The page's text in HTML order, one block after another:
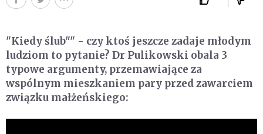
"Kiedy ślub"" - czy ktoś jeszcze zadaje młodym
ludziom to pytanie? Dr Pulikowski obala 3
typowe argumenty, przemawiające za
wspólnym mieszkaniem pary przed zawarciem
związku małżeńskiego: